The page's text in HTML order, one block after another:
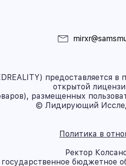
предоставляется в
открытой
размещенных
© Лидирующий
Политика в
Ректор
бюджетное